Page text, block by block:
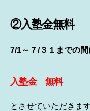
②入塾金無料
7/1～７/３１までの間
入塾金 無料
とさせていただきます